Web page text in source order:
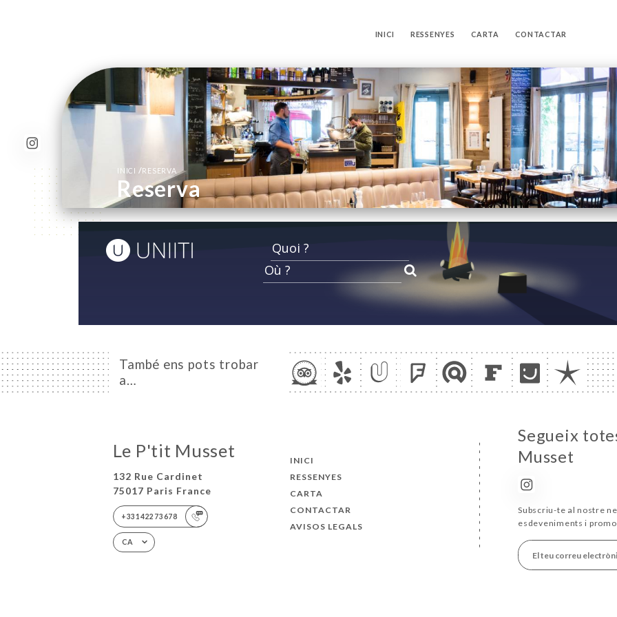
INICI RESSENYES CARTA CONTACTAR
INICI /RESERVA
Reserva
També ens pots trobar
a…
Le P'tit Musset
132 Rue Cardinet
75017 Paris France
+33142273678
CA
INICI
RESSENYES
CARTA
CONTACTAR
AVISOS LEGALS
Segueix
Musset
Subscriu-te al nostre
esdeveniments i